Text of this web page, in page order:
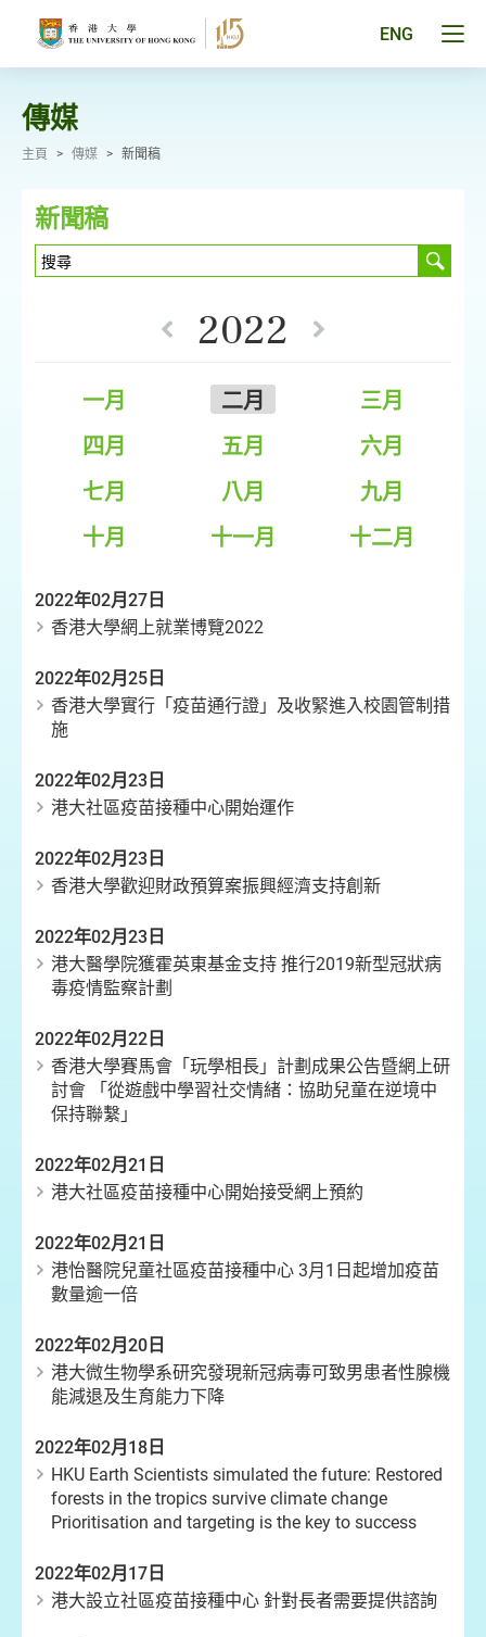
ENG
傳媒
主頁 > 傳媒 > 新聞稿
新聞稿
2022
一月 二月
三月
四月
五月
六月
七月
八月
九月
十月
十一月 十二月
2022年02月27日
香港大學網上就業博覽2022
2022年02月25日
香港大學實行「疫苗通行證」及收緊進入校園管制措
施
2022年02月23日
港大社區疫苗接種中心開始運作
2022年02月23日
香港大學歡迎財政預算案振興經濟支持創新
2022年02月23日
港大醫學院獲霍英東基金支持 推行2019新型冠狀病
毒疫情監察計劃
2022年02月22日
香港大學賽馬會「玩學相長」計劃成果公告暨網上研
討會 「從遊戲中學習社交情緒：協助兒童在逆境中
保持聯繫」
2022年02月21日
港大社區疫苗接種中心開始接受網上預約
2022年02月21日
港怡醫院兒童社區疫苗接種中心 3月1日起增加疫苗
數量逾一倍
2022年02月20日
港大微生物學系研究發現新冠病毒可致男患者性腺機
能減退及生育能力下降
2022年02月18日
HKU Earth Scientists simulated the future: Restored
forests in the tropics survive climate change
Prioritisation and targeting is the key to success
2022年02月17日
港大設立社區疫苗接種中心 針對長者需要提供諮詢